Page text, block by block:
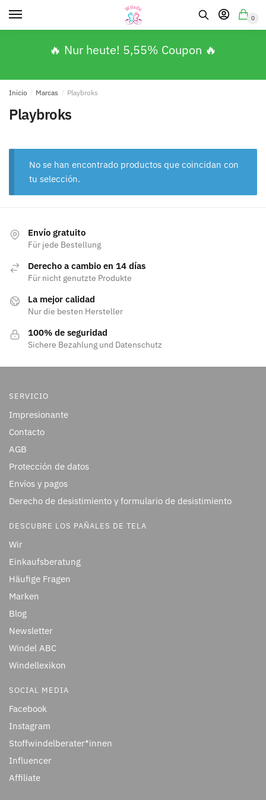
0
🔥 Nur heute! 5,55% Coupon 🔥
Inicio / Marcas / Playbroks
Playbroks
No se han encontrado productos que coincidan con
tu selección.
Envío gratuito
Für jede Bestellung
Derecho a cambio en 14 días
Für nicht genutzte Produkte
La mejor calidad
Nur die besten Hersteller
100% de seguridad
Sichere Bezahlung und Datenschutz
SERVICIO
Impresionante
Contacto
AGB
Protección de datos
Envíos y pagos
Derecho de desistimiento y formulario de desistimiento
DESCUBRE LOS PAÑALES DE TELA
Wir
Einkaufsberatung
Häufige Fragen
Marken
Blog
Newsletter
Windel ABC
Windellexikon
SOCIAL MEDIA
Facebook
Instagram
Stoffwindelberater*innen
Influencer
Affiliate